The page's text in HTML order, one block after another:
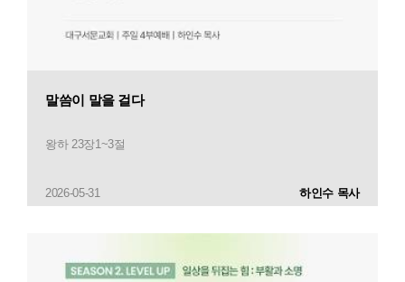
말씀이 말을 걸다
왕하 23장1~3절
2026-05-31 하인수 목사